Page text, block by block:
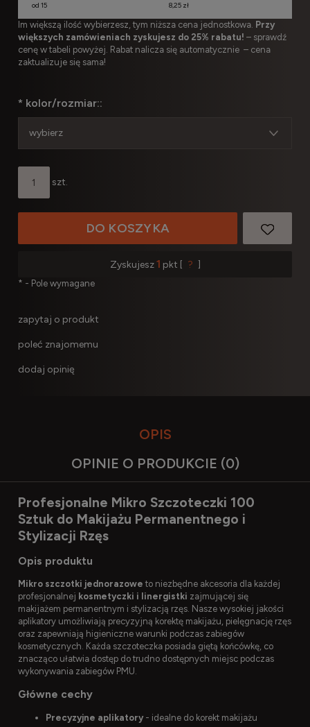
od 15 8,25 zł
Im większą ilość wybierzesz, tym niższa cena jednostkowa. Przy
większych zamówieniach zyskujesz do 25% rabatu! – sprawdź
cenę w tabeli powyżej. Rabat nalicza się automatycznie – cena
zaktualizuje się sama!
* kolor/rozmiar::
szt.
DO KOSZYKA
Zyskujesz1 pkt [ ? ]
* - Pole wymagane
zapytaj o produkt
poleć znajomemu
dodaj opinię
OPIS
OPINIE O PRODUKCIE (0)
Profesjonalne Mikro Szczoteczki 100
Sztuk do Makijażu Permanentnego i
Stylizacji Rzęs
Opis produktu
Mikro szczotki jednorazowe to niezbędne akcesoria dla każdej
profesjonalnej kosmetyczki i linergistki zajmującej się
makijażem permanentnym i stylizacją rzęs. Nasze wysokiej jakości
aplikatory umożliwiają precyzyjną korektę makijażu, pielęgnację rzęs
oraz zapewniają higieniczne warunki podczas zabiegów
kosmetycznych. Każda szczoteczka posiada giętą końcówkę, co
znacząco ułatwia dostęp do trudno dostępnych miejsc podczas
wykonywania zabiegów PMU.
Główne cechy
Precyzyjne aplikatory- idealne do korekt makijażu